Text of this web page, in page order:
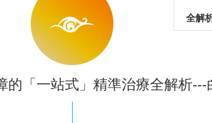
全解
「一站式」精準治療全解析